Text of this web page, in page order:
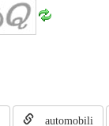
automobili